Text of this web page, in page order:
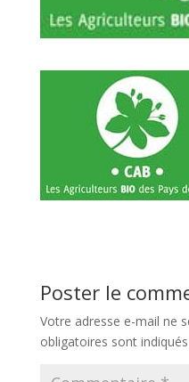
Poster le
Votre adresse e-mail ne
obligatoires sont